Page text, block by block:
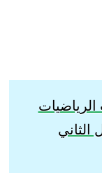
الثاني